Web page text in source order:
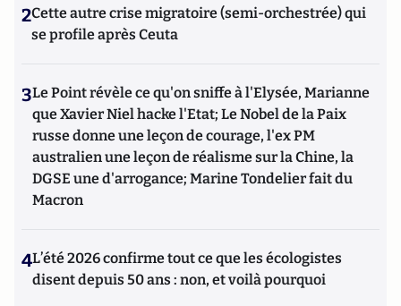
2Cette autre crise migratoire (semi-orchestrée) qui
se profile après Ceuta
3Le Point révèle ce qu'on sniffe à l'Elysée, Marianne
que Xavier Niel hacke l'Etat; Le Nobel de la Paix
russe donne une leçon de courage, l'ex PM
australien une leçon de réalisme sur la Chine, la
DGSE une d'arrogance; Marine Tondelier fait du
Macron
4L’été 2026 confirme tout ce que les écologistes
disent depuis 50 ans : non, et voilà pourquoi